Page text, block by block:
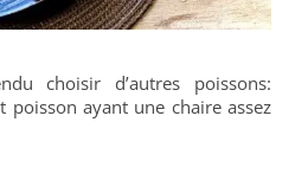
choisir d’autres poissons:
poisson ayant une chaire assez